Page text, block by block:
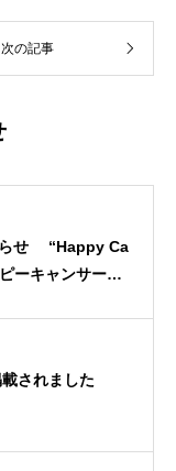
次の記事
らせ “Happy Ca
ーキャンサーフ
されました